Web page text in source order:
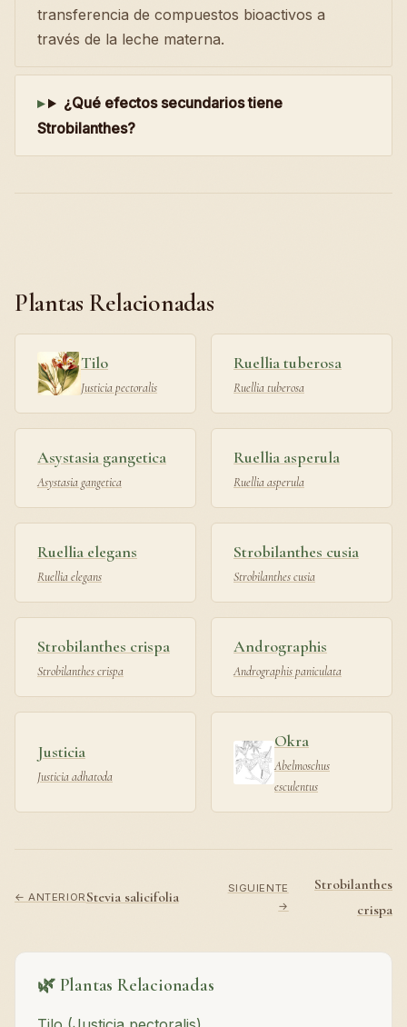
transferencia de compuestos bioactivos a
través de la leche materna.
¿Qué efectos secundarios tiene
Strobilanthes?
Plantas Relacionadas
Tilo
Justicia pectoralis
Ruellia tuberosa
Ruellia tuberosa
Asystasia gangetica
Asystasia gangetica
Ruellia asperula
Ruellia asperula
Ruellia elegans
Ruellia elegans
Strobilanthes cusia
Strobilanthes cusia
Strobilanthes crispa
Strobilanthes crispa
Andrographis
Andrographis paniculata
Justicia
Justicia adhatoda
Okra
Abelmoschus
esculentus
← ANTERIORStevia salicifolia
SIGUIENTE
→
Strobilanthes
crispa
🌿 Plantas Relacionadas